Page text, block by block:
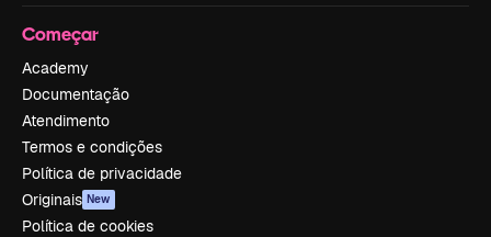
Começar
Academy
Documentação
Atendimento
Termos e condições
Política de privacidade
Originais New
Política de cookies